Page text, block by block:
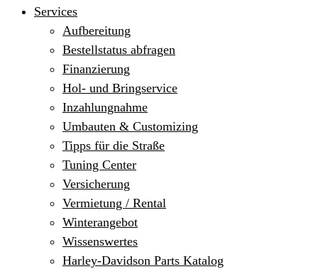
Services
Aufbereitung
Bestellstatus abfragen
Finanzierung
Hol- und Bringservice
Inzahlungnahme
Umbauten & Customizing
Tipps für die Straße
Tuning Center
Versicherung
Vermietung / Rental
Winterangebot
Wissenswertes
Harley-Davidson Parts Katalog